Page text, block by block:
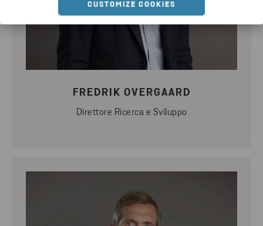
CUSTOMIZE COOKIES
FREDRIK OVERGAARD
Direttore Ricerca e Sviluppo